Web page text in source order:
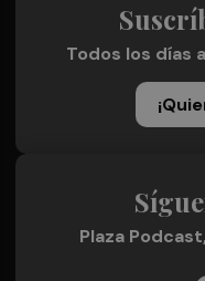
Todos los días
Plaza